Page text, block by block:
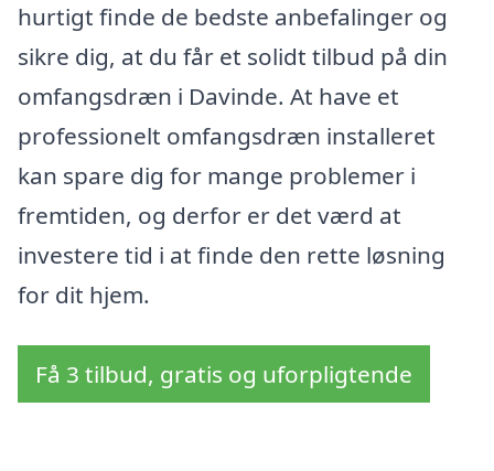
hurtigt finde de bedste anbefalinger og
sikre dig, at du får et solidt tilbud på din
omfangsdræn i Davinde. At have et
professionelt omfangsdræn installeret
kan spare dig for mange problemer i
fremtiden, og derfor er det værd at
investere tid i at finde den rette løsning
for dit hjem.
Få 3 tilbud, gratis og uforpligtende